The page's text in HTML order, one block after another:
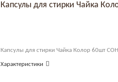
Капсулы для стирки Чайка
Капсулы для стирки Чайка Колор 60шт
Характеристики